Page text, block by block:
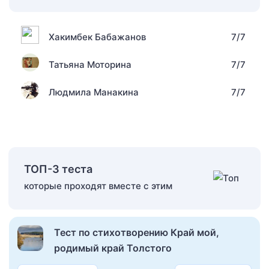
Хакимбек Бабажанов 7/7
Татьяна Моторина 7/7
Людмила Манакина 7/7
ТОП-3 теста
которые проходят вместе с этим
Тест по стихотворению Край мой,
родимый край Толстого